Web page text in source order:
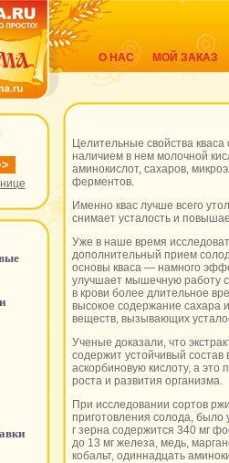
О НАС МОЙ ЗАКАЗ
Целительные свойства
наличием в нем молочной
аминокислот, сахаров,
ферментов.
Именно квас лучше всего
снимает усталость и
Уже в наше время
дополнительный прием
основы кваса — намного
улучшает мышечную работу
в крови более длительное
высокое содержание сахара
веществ, вызывающих
Ученые доказали, что
содержит устойчивый
аскорбиновую кислоту, а это
роста и развития организма.
При исследовании сортов
приготовления солода, было
г зерна содержится 340 мг
до 13 мг железа, медь,
кобальт, одиннадцать